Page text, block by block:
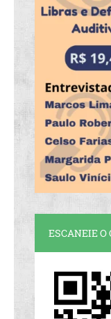
ESCANEIE O